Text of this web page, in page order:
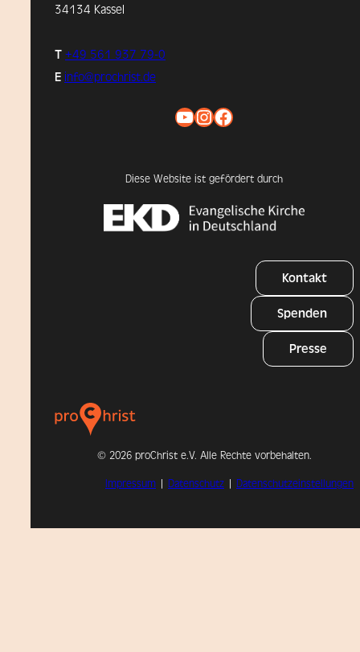
34134 Kassel
T +49 561 937 79-0
E info@prochrist.de
YouTube InstagramFacebook
Diese Website ist gefördert durch
Kontakt
Spenden
Presse
© 2026 proChrist e.V. Alle Rechte vorbehalten.
Impressum | Datenschutz | Datenschutzeinstellungen